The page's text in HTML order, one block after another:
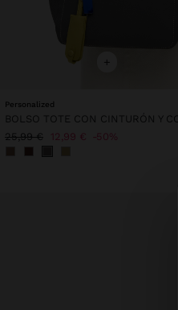
+
Personalized
25,99 € 12,99 € 50%